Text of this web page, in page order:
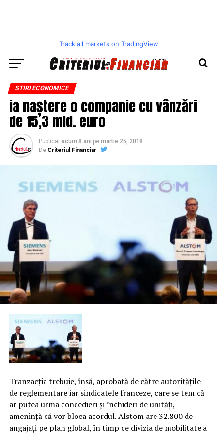
Track all markets on TradingView
STIRI ECONOMICE
ia naștere o companie cu vânzări
de 15,3 mld. euro
Publicat acum 8 ani pe martie 25, 2018
De Criteriul Financiar
Tranzacţia trebuie, însă, aprobată de către autorităţile
de reglementare iar sindicatele franceze, care se tem că
ar putea urma concedieri şi închideri de unităţi,
ameninţă că vor bloca acordul. Alstom are 32.800 de
angajaţi pe plan global, în timp ce divizia de mobilitate a